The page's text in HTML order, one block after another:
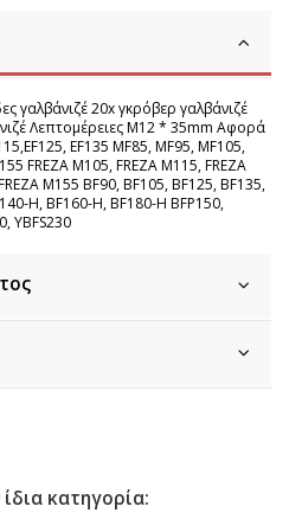
γαλβάνιζέ 20x γκρόβερ γαλβάνιζέ
Λεπτομέρειες M12 * 35mm Αφορά
EF135 MF85, MF95, MF105,
FREZA M105, FREZA M115, FREZA
M155 BF90, BF105, BF125, BF135,
H, BF160-H, BF180-H BFP150,
YBFS230
κατηγορία: